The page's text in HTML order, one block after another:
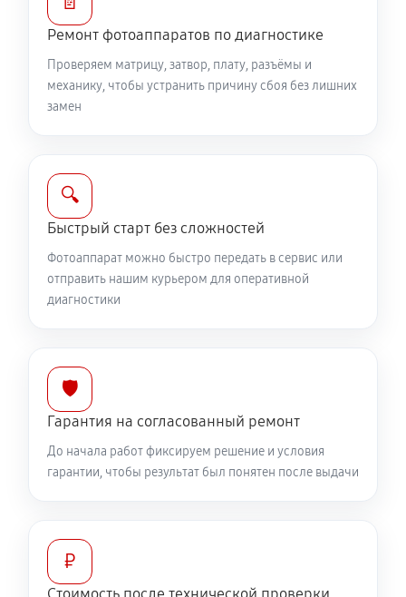
Юстировка фотоаппарата Canon EOS M3
1530 руб 60 минут
Комплексная чистка фотоаппарата Canon EOS M3
Ремонт фотоаппаратов по диагностике
Проверяем матрицу, затвор, плату, разъёмы и
механику, чтобы устранить причину сбоя без лишних
замен
🔍
Быстрый старт без сложностей
Фотоаппарат можно быстро передать в сервис или
отправить нашим курьером для оперативной
диагностики
🛡️
Гарантия на согласованный ремонт
До начала работ фиксируем решение и условия
гарантии, чтобы результат был понятен после выдачи
₽